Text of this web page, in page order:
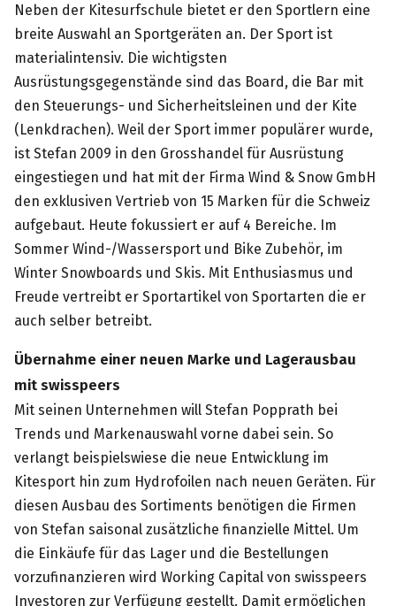
Neben der Kitesurfschule bietet er den Sportlern eine
breite Auswahl an Sportgeräten an. Der Sport ist
materialintensiv. Die wichtigsten
Ausrüstungsgegenstände sind das Board, die Bar mit
den Steuerungs- und Sicherheitsleinen und der Kite
(Lenkdrachen). Weil der Sport immer populärer wurde,
ist Stefan 2009 in den Grosshandel für Ausrüstung
eingestiegen und hat mit der Firma Wind & Snow GmbH
den exklusiven Vertrieb von 15 Marken für die Schweiz
aufgebaut. Heute fokussiert er auf 4 Bereiche. Im
Sommer Wind-/Wassersport und Bike Zubehör, im
Winter Snowboards und Skis. Mit Enthusiasmus und
Freude vertreibt er Sportartikel von Sportarten die er
auch selber betreibt.
Übernahme einer neuen Marke und Lagerausbau
mit swisspeers
Mit seinen Unternehmen will Stefan Popprath bei
Trends und Markenauswahl vorne dabei sein. So
verlangt beispielswiese die neue Entwicklung im
Kitesport hin zum Hydrofoilen nach neuen Geräten. Für
diesen Ausbau des Sortiments benötigen die Firmen
von Stefan saisonal zusätzliche finanzielle Mittel. Um
die Einkäufe für das Lager und die Bestellungen
vorzufinanzieren wird Working Capital von swisspeers
Investoren zur Verfügung gestellt. Damit ermöglichen